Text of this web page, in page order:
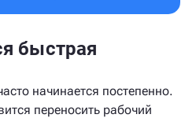
быстрая
начинается постепенно.
переносить рабочий